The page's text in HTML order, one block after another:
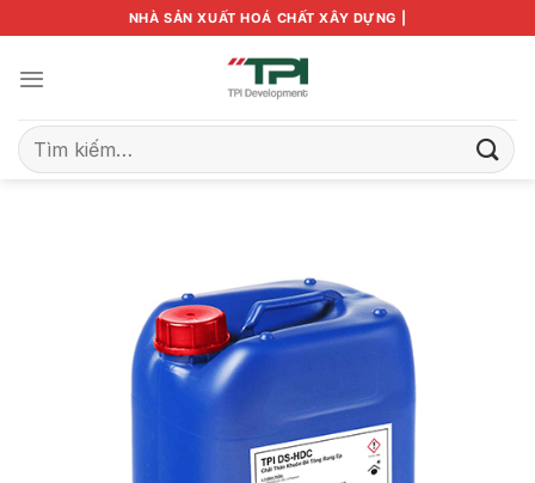
qua
nội
NHÀ SẢN XUẤT HOÁ CHẤT XÂY DỰNG |
Tìm
kiếm: